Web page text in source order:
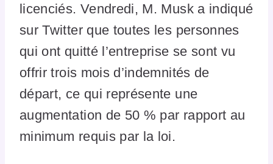
licenciés. Vendredi, M. Musk a indiqué
sur Twitter que toutes les personnes
qui ont quitté l’entreprise se sont vu
offrir trois mois d’indemnités de
départ, ce qui représente une
augmentation de 50 % par rapport au
minimum requis par la loi.